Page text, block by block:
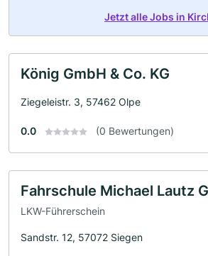
Jetzt alle Jobs in
König GmbH & Co. KG
Ziegeleistr. 3, 57462 Olpe
0.0 (0 Bewertungen)
Fahrschule Michael Lautz
LKW-Führerschein
Sandstr. 12, 57072 Siegen